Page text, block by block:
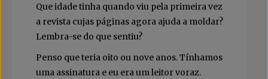
Que idade tinha quando viu pela primeira vez
a revista cujas páginas agora ajuda a moldar?
Lembra-se do que sentiu?
Penso que teria oito ou nove anos. Tínhamos
uma assinatura e eu era um leitor voraz.